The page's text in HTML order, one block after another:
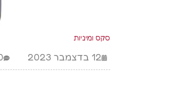
סקס ומיניות
12 בדצמבר 2023